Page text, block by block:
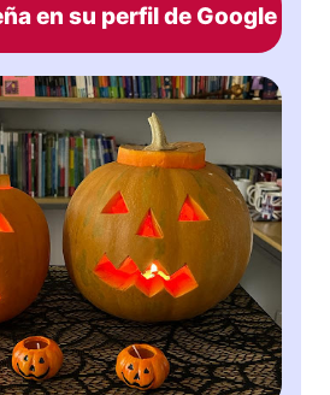
en su perfil de Google